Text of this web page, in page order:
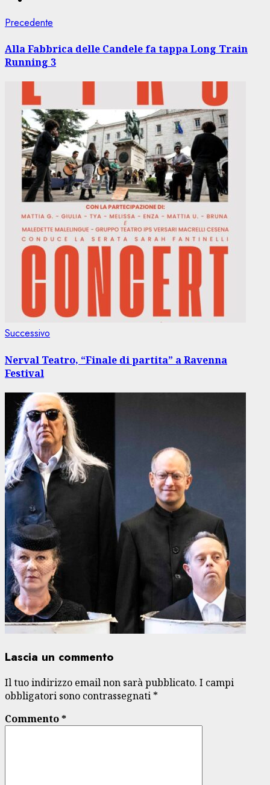
Navigazione
articolo
Precedente
Alla Fabbrica delle Candele fa tappa Long Train
Running 3
Successivo
Nerval Teatro, “Finale di partita” a Ravenna
Festival
Lascia un commento
Il tuo indirizzo email non sarà pubblicato. I campi
obbligatori sono contrassegnati *
Commento*